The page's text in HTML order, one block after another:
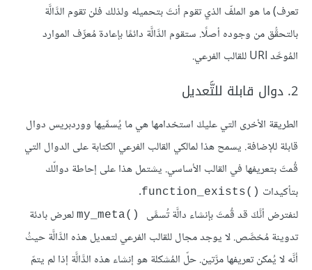
تعرف) ما هو الملفّ الذي تقوم أنتَ بتحميله ولذلك فلن تقوم الدَّالَّة
بالتحقُّق من وجوده أصلًا. ستقوم الدَّالَّة دائمًا بإعادة مُعرِّف الموارد
المُوحَّد URI للقالب الفرعي.
2. دوال قابلة للتَّعديل
الطريقة الأخرى التي عليكَ استخدامها هي ما يُسمِّيها ووردبريس دوال
قابلة للإضافة. يسمح هذا لمالكي القالب الفرعي الكتابة على الدوال التي
قُمتَ بتعريفها في القالب الأساسي. يشتمل هذا على إحاطة دوالّك
بتأكيدات ()function_exists
.
لنفترض أنَّكَ قد قُمتَ بإنشاء دالَّة تُسمَّى ()my_meta
لعرض بادئة
تدوينة مُخصَّص. لا يوجد مجال للقالب الفرعي لتعديل هذه الدَّالَّة حيثُ
أنَّه لا يُمكن تعريفها مرَّتين. حلّ المُشكلة هو إنشاء هذه الدَّالَّة إذا لم يتمّ